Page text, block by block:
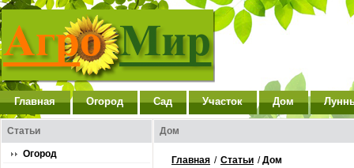
Главная Огород Сад Участок Дом
Статьи
Огород
Дом
Главная / Статьи /Дом